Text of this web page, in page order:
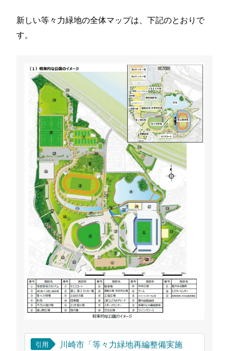
新しい等々力緑地の全体マップは、下記のとおりで
す。
引用
川崎市「等々力緑地再編整備実施